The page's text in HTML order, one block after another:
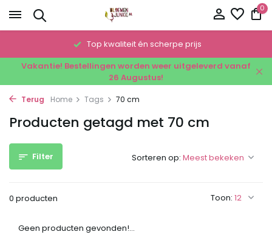
0
Top kwaliteit én scherpe prijs
Vakantie! Bestellingen worden weer uitgeleverd vanaf
26 Augustus!
Terug Home Tags 70 cm
Producten getagd met 70 cm
Filter
0 producten Toon:
Sorteren op:
Geen producten gevonden!...